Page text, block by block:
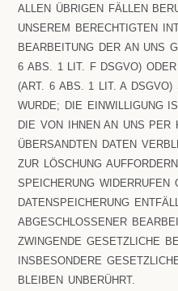
LLEN ÜBRIGEN FÄLLEN
NSEREM BERECHTIGTEN
EARBEITUNG DER AN UNS
ABS. 1 LIT. F DSGVO) ODER
ART. 6 ABS. 1 LIT. A DSGVO)
URDE; DIE EINWILLIGUNG
DIE VON IHNEN AN UNS PER
ÜBERSANDTEN DATEN
ZUR LÖSCHUNG
SPEICHERUNG
DATENSPEICHERUNG
ABGESCHLOSSENER
ZWINGENDE GESETZLICHE
INSBESONDERE
BLEIBEN UNBERÜHRT.